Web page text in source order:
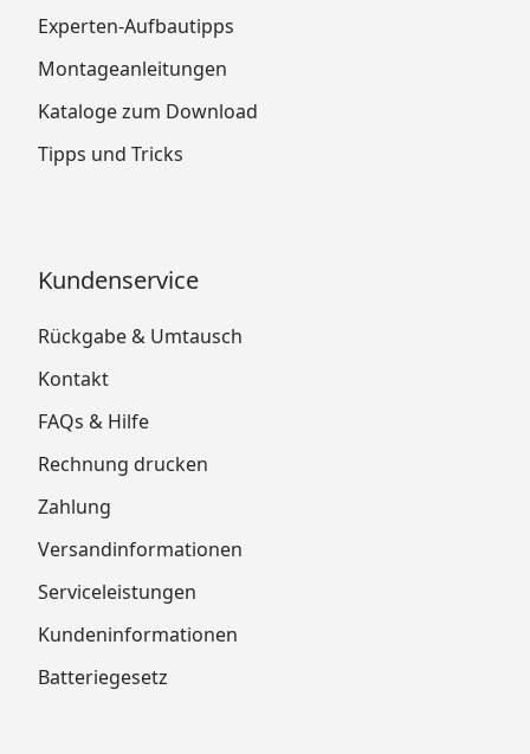
Experten-Aufbautipps
Montageanleitungen
Kataloge zum Download
Tipps und Tricks
Kundenservice
Rückgabe & Umtausch
Kontakt
FAQs & Hilfe
Rechnung drucken
Zahlung
Versandinformationen
Serviceleistungen
Kundeninformationen
Batteriegesetz